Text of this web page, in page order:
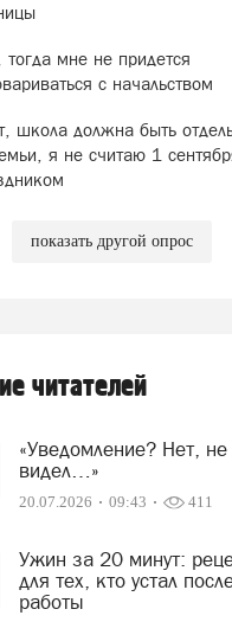
тогда мне не придется
с начальством
школа должна быть
я не считаю 1
показать другой опрос
читателей
«Уведомление? Нет, не
видел…»
20.07.2026 09:43 411
Ужин за 20 минут:
для тех, кто устал
работы